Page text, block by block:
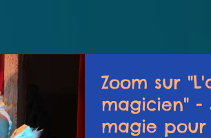
Zoom sur
magicien" -
magie pour